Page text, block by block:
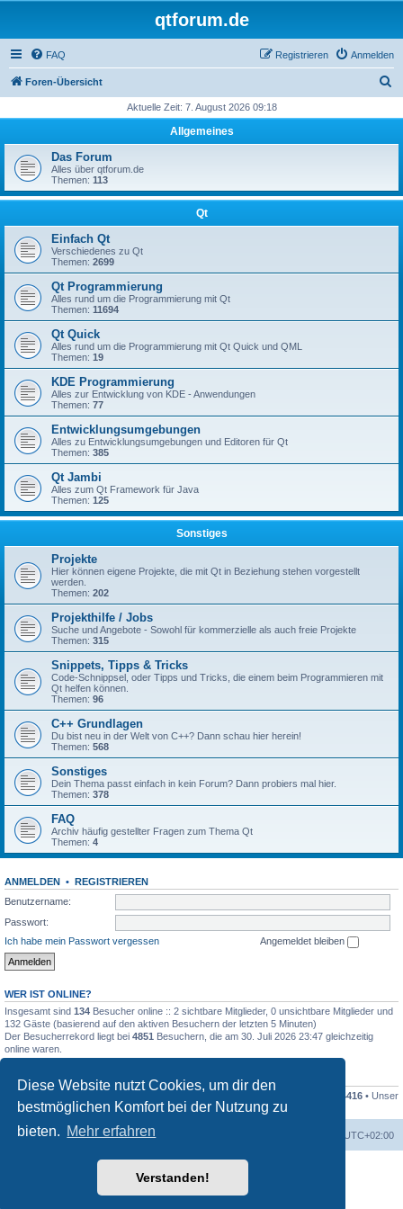
Diese Website nutzt Cookies, um dir den
bestmöglichen Komfort bei der Nutzung zu
bieten. Mehr erfahren
Verstanden!
qtforum.de
FAQ Anmelden
Registrieren
Foren-Übersicht
h
Aktuelle Zeit: 7. August 2026 09:18
Allgemeines
Das Forum
Alles über qtforum.de
Themen: 113
Qt
Einfach Qt
Verschiedenes zu Qt
Themen: 2699
Qt Programmierung
Alles rund um die Programmierung mit Qt
Themen: 11694
Qt Quick
Alles rund um die Programmierung mit Qt Quick und QML
Themen: 19
KDE Programmierung
Alles zur Entwicklung von KDE - Anwendungen
Themen: 77
Entwicklungsumgebungen
Alles zu Entwicklungsumgebungen und Editoren für Qt
Themen: 385
Qt Jambi
Alles zum Qt Framework für Java
Themen: 125
Sonstiges
Projekte
Hier können eigene Projekte, die mit Qt in Beziehung stehen vorgestellt
werden.
Themen: 202
Projekthilfe / Jobs
Suche und Angebote - Sowohl für kommerzielle als auch freie Projekte
Themen: 315
Snippets, Tipps & Tricks
Code-Schnippsel, oder Tipps und Tricks, die einem beim Programmieren mit
Qt helfen können.
Themen: 96
C++ Grundlagen
Du bist neu in der Welt von C++? Dann schau hier herein!
Themen: 568
Sonstiges
Dein Thema passt einfach in kein Forum? Dann probiers mal hier.
Themen: 378
FAQ
Archiv häufig gestellter Fragen zum Thema Qt
Themen: 4
ANMELDEN • REGISTRIEREN
Benutzername:
Passwort:
Ich habe mein Passwort vergessen
Angemeldet bleiben
WER IST ONLINE?
Insgesamt sind 134 Besucher online :: 2 sichtbare Mitglieder, 0 unsichtbare Mitglieder und
132 Gäste (basierend auf den aktiven Besuchern der letzten 5 Minuten)
Der Besucherrekord liegt bei 4851 Besuchern, die am 30. Juli 2026 23:47 gleichzeitig
online waren.
STATISTIK
• Themen insgesamt 4416 • Unser
neuestes Mitglied:Dieter Dorsch
Foren-Übersicht UTC+02:00
Deutsche Übersetzung durch